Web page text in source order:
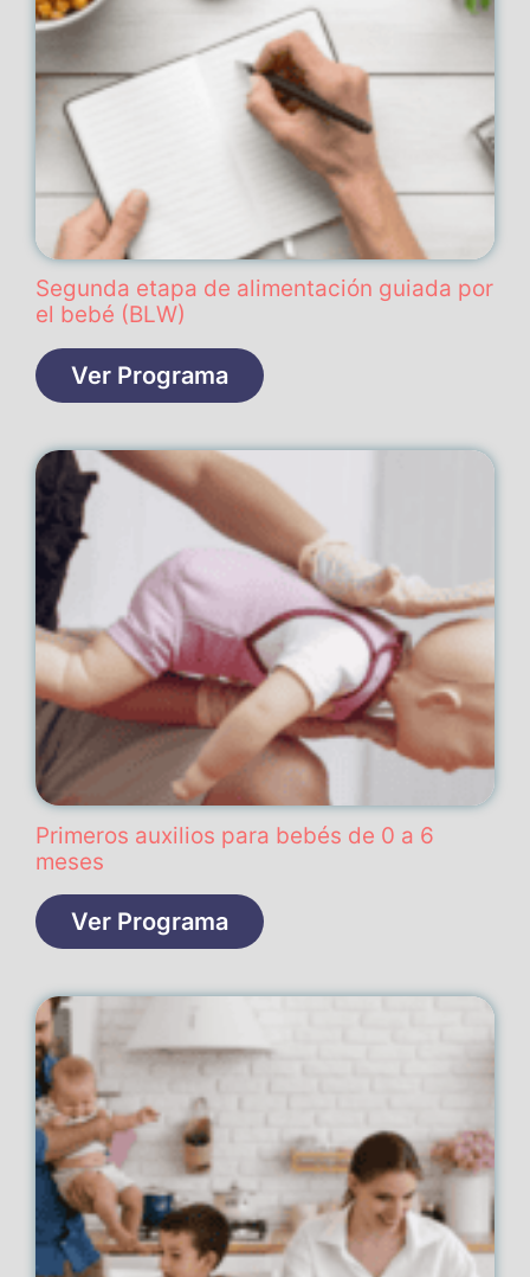
Segunda etapa de alimentación guiada por
el bebé (BLW)
Ver Programa
Primeros auxilios para bebés de 0 a 6
meses
Ver Programa